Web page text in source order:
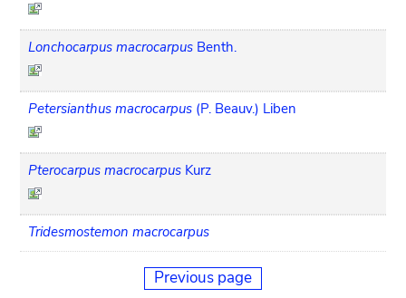
Lonchocarpus macrocarpus Benth.
Petersianthus macrocarpus (P. Beauv.) Liben
Pterocarpus macrocarpus Kurz
Tridesmostemon macrocarpus
Previous page